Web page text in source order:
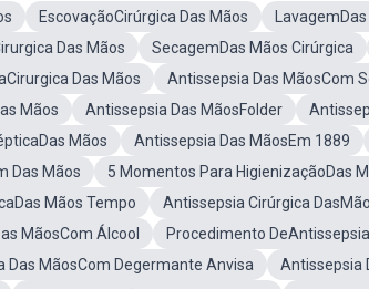
EscovaçãoCirúrgica Das Mãos
Das Mãos
SecagemDas Mãos Cirúrgica
Das Mãos
Antissepsia Das MãosCom
Mãos
Antissepsia Das MãosFolder
Mãos
Antissepsia Das MãosEm 1889
Das Mãos
5 Momentos Para HigienizaçãoDas
Mãos Tempo
Antissepsia Cirúrgica DasMão
MãosCom Álcool
Procedimento
Das MãosCom Degermante Anvisa
Antissepsia